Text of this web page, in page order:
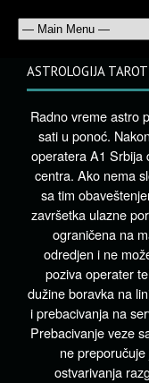
ASTROLOGIJA
Radno vreme astro
sati u ponoć.
operatera A1 Srbija
centra. Ako nema
sa tim
završetka ulazne
ograničena na
odredjen i ne
poziva operater
dužine boravka na
i prebacivanja na
Prebacivanje veze
ne
ostvarivanja